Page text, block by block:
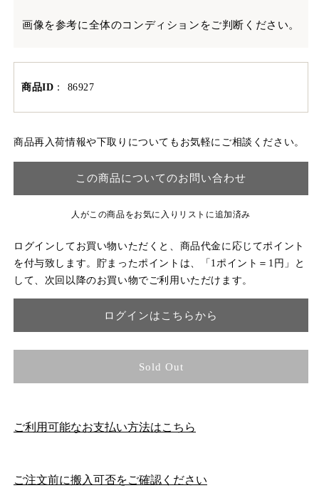
画像を参考に全体のコンディションをご判断ください。
商品ID ： 86927
商品再入荷情報や下取りについてもお気軽にご相談ください。
この商品についてのお問い合わせ
人がこの商品をお気に入りリストに追加済み
ログインしてお買い物いただくと、商品代金に応じてポイント
を付与致します。貯まったポイントは、「1ポイント＝1円」と
して、次回以降のお買い物でご利用いただけます。
ログインはこちらから
Sold Out
ご利用可能なお支払い方法はこちら
ご注文前に搬入可否をご確認ください